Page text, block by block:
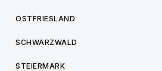
OSTFRIESLAND
SCHWARZWALD
STEIERMARK